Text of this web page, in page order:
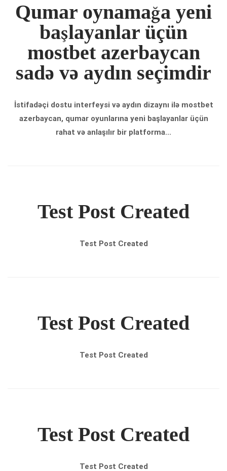
Qumar oynamağa yeni
başlayanlar üçün
mostbet azerbaycan
sadə və aydın seçimdir
İstifadəçi dostu interfeysi və aydın dizaynı ilə mostbet
azerbaycan, qumar oyunlarına yeni başlayanlar üçün
rahat və anlaşılır bir platforma...
Test Post Created
Test Post Created
Test Post Created
Test Post Created
Test Post Created
Test Post Created